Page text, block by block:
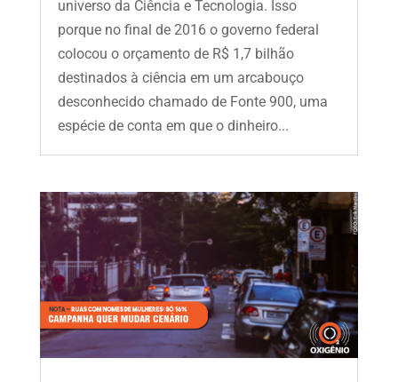
universo da Ciência e Tecnologia. Isso
porque no final de 2016 o governo federal
colocou o orçamento de R$ 1,7 bilhão
destinados à ciência em um arcabouço
desconhecido chamado de Fonte 900, uma
espécie de conta em que o dinheiro...